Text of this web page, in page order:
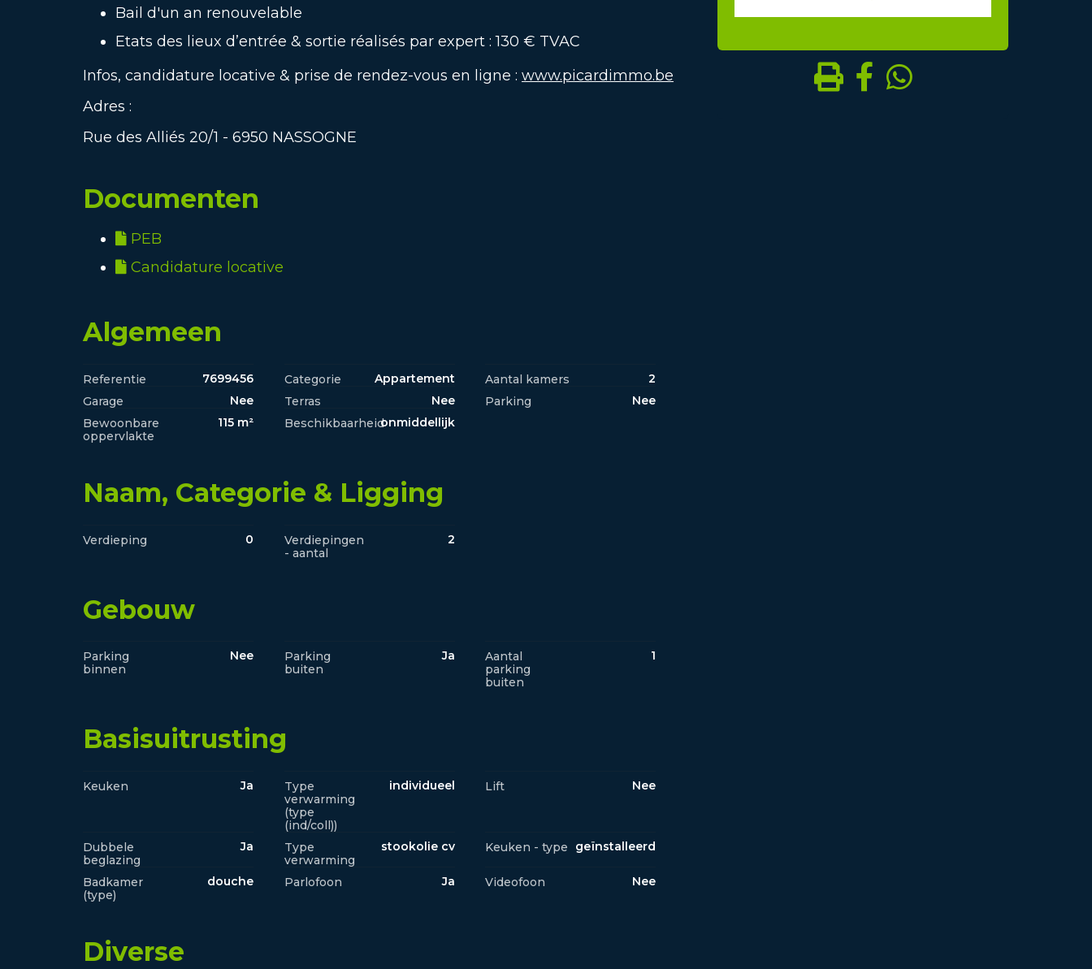
Bail d'un an renouvelable
Etats des lieux d’entrée & sortie réalisés par expert : 130 € TVAC
Infos, candidature locative & prise de rendez-vous en ligne : www.picardimmo.be
Adres :
Rue des Alliés 20/1 - 6950 NASSOGNE
Documenten
PEB
Candidature locative
Algemeen
Referentie 7699456 Categorie Appartement Aantal kamers
2
Garage
Nee Terras Nee Parking
Nee
Bewoonbare
oppervlakte
115 m² Beschikbaarheidonmiddellijk
Naam, Categorie & Ligging
Verdieping 0
Verdiepingen
- aantal
2
Gebouw
Parking
binnen
Nee
Parking
buiten
Ja
Aantal
parking
buiten
1
Basisuitrusting
Keuken Ja
Type
verwarming
(type
(ind/coll))
individueel Lift Nee
Dubbele
beglazing
Ja
Type
verwarming
stookolie cv Keuken - type geïnstalleerd
Badkamer
(type)
douche Parlofoon Ja Videofoon Nee
Diverse